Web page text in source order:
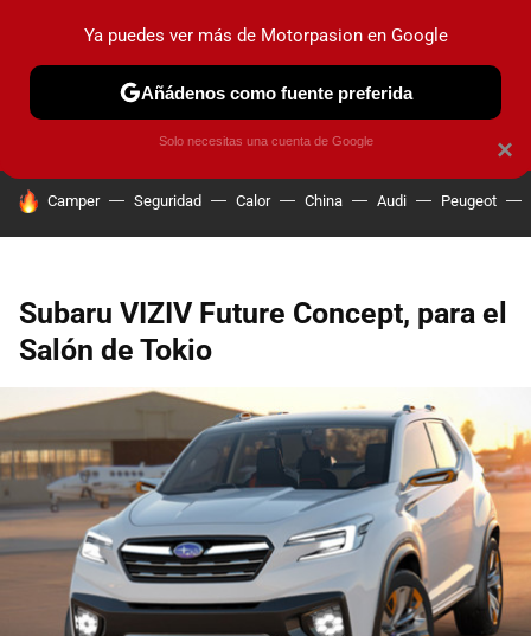
PRUEBAS COCHES ELÉCTRICOS OBSERVATORIO
HOY SE HABLA DE
Camper Seguridad Calor China Audi Peugeot
Subaru VIZIV Future Concept, para el
Salón de Tokio
×
Ya puedes ver más de Motorpasion en Google
Añádenos como fuente preferida
Solo necesitas una cuenta de Google